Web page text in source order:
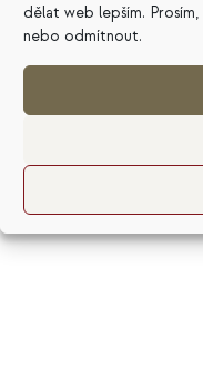
dělat web lepším.
nebo odmítnout.
Zákazníci se
různých fázích
framework
THINK – DO